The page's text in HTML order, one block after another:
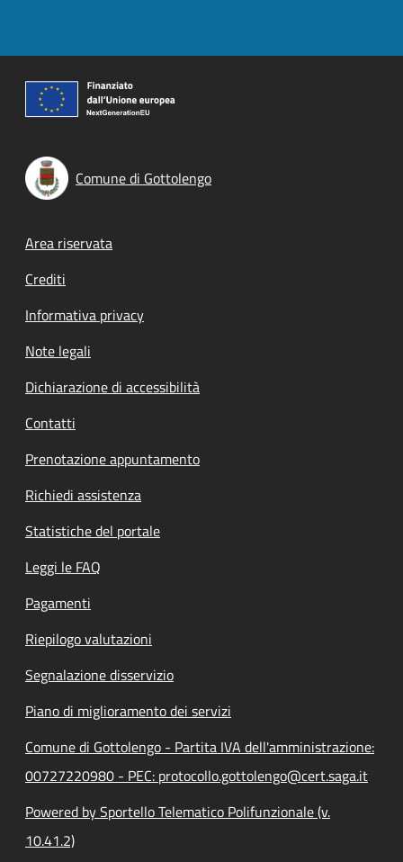
Comune di Gottolengo
Footer menu
Area riservata
Crediti
Informativa privacy
Note legali
Dichiarazione di accessibilità
Contatti
Prenotazione appuntamento
Richiedi assistenza
Statistiche del portale
Leggi le FAQ
Pagamenti
Riepilogo valutazioni
Segnalazione disservizio
Piano di miglioramento dei servizi
Comune di Gottolengo - Partita IVA dell'amministrazione:
00727220980 - PEC: protocollo.gottolengo@cert.saga.it
Powered by Sportello Telematico Polifunzionale (v.
10.41.2)